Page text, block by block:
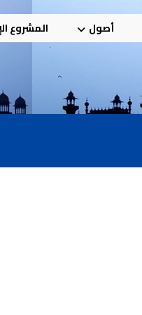
أصول المشروع